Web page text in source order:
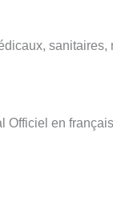
sanitaires,
Officiel en